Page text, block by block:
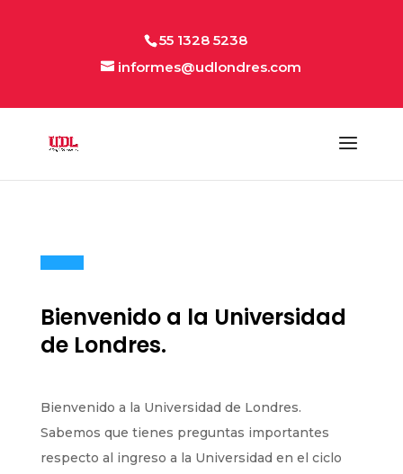
55 1328 5238
informes@udlondres.com
Bienvenido a la Universidad
de Londres.
Bienvenido a la Universidad de Londres.
Sabemos que tienes preguntas importantes
respecto al ingreso a la Universidad en el ciclo